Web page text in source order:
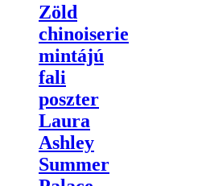
Zöld
chinoiserie
mintájú
fali
poszter
Laura
Ashley
Summer